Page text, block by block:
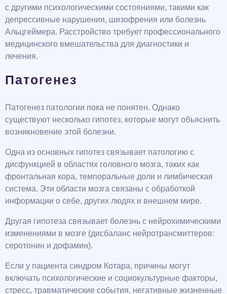
с другими психологическими состояниями, такими как
депрессивные нарушения, шизофрения или болезнь
Альцгеймера. Расстройство требует профессионального
медицинского вмешательства для диагностики и
лечения.
Патогенез
Патогенез патологии пока не понятен. Однако
существуют несколько гипотез, которые могут объяснить
возникновение этой болезни.
Одна из основных гипотез связывает патологию с
дисфункцией в областях головного мозга, таких как
фронтальная кора, темпоральные доли и лимбическая
система. Эти области мозга связаны с обработкой
информации о себе, других людях и внешнем мире.
Другая гипотеза связывает болезнь с нейрохимическими
изменениями в мозге (дисбаланс нейротрансмиттеров:
серотонин и дофамин).
Если у пациента синдром Котара, причины могут
включать психологические и социокультурные факторы,
стресс, травматические события, негативные жизненные